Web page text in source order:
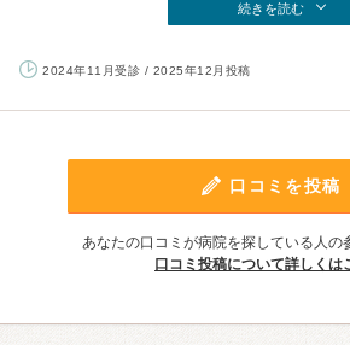
続きを読む
2024年11月受診 / 2025年12月投稿
口コミを投稿
あなたの口コミが病院を探している人の
口コミ投稿について詳しくは